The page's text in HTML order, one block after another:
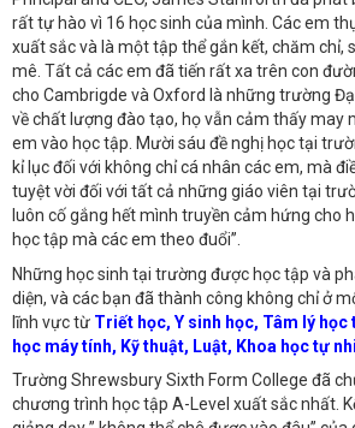
rất tự hào vì 16 học sinh của mình. Các em
xuất sắc và là một tập thể gắn kết, chăm chỉ,
mê. Tất cả các em đã tiến rất xa trên con
cho Cambrigde và Oxford là những trường
về chất lượng đào tạo, họ vẫn cảm thấy may
em vào học tập. Mười sáu đề nghị học tại
kỉ lục đối với không chỉ cá nhân các em, mà
tuyệt vời đối với tất cả những giáo viên tại
luôn cố gắng hết mình truyền cảm hứng cho
học tập mà các em theo đuổi”.
Những học sinh tại trường được học tập và
diện, và các bạn đã thành công không chỉ ở
lĩnh vực từ Triết học, Y sinh học, Tâm lý
học máy tính, Kỹ thuật, Luật, Khoa học tự
Trường Shrewsbury Sixth Form College đã
chương trình học tập A-Level xuất sắc nhất.